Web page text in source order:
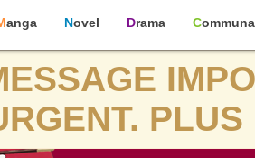
Manga Novel Drama